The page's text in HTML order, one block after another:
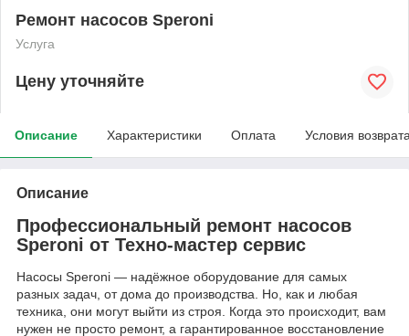
Ремонт насосов Speroni
Услуга
Цену уточняйте
Описание Характеристики Оплата Условия
Описание
Профессиональный ремонт насосов
Speroni от Техно-мастер сервис
Насосы Speroni — надёжное оборудование для самых
разных задач, от дома до производства. Но, как и любая
техника, они могут выйти из строя. Когда это происходит, вам
нужен не просто ремонт, а гарантированное восстановление